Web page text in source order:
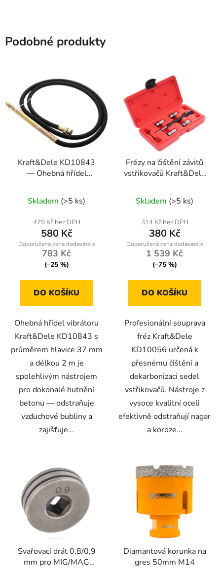
Podobné produkty
Kraft&Dele KD10843
— Ohebná hřídel
průměr 37 mm, délka 2
m
Skladem (>5 ks)
479 Kč bez DPH
580 Kč
783 Kč
(–25 %)
DO KOŠÍKU
Ohebná hřídel vibrátoru
Kraft&Dele KD10843 s
průměrem hlavice 37 mm
a délkou 2 m je
spolehlivým nástrojem
pro dokonalé hutnění
betonu — odstraňuje
vzduchové bubliny a
zajišťuje...
Frézy na čištění závitů
vstřikovačů Kraft&Dele
Skladem (>5 ks)
314 Kč bez DPH
380 Kč
1 539 Kč
(–75 %)
DO KOŠÍKU
Profesionální souprava
fréz Kraft&Dele
KD10056 určená k
přesnému čištění a
dekarbonizaci sedel
vstřikovačů. Nástroje z
vysoce kvalitní oceli
efektivně odstraňují nagar
a koroze...
Svařovací drát 0,8/0,9
mm pro MIG/MAG
Diamantová korunka na
gres 50mm M14